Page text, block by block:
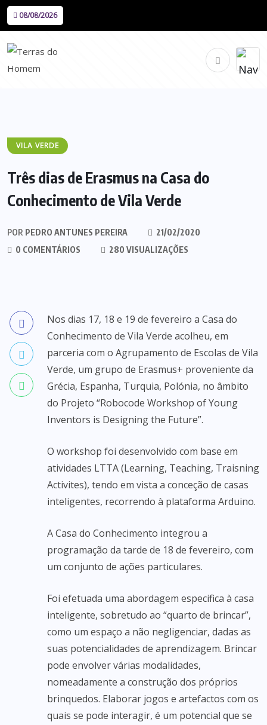
08/08/2026
VILA VERDE
Três dias de Erasmus na Casa do
Conhecimento de Vila Verde
POR PEDRO ANTUNES PEREIRA
21/02/2020
0 COMENTÁRIOS
280 VISUALIZAÇÕES
Nos dias 17, 18 e 19 de fevereiro a Casa do
Conhecimento de Vila Verde acolheu, em
parceria com o Agrupamento de Escolas de Vila
Verde, um grupo de Erasmus+ proveniente da
Grécia, Espanha, Turquia, Polónia, no âmbito
do Projeto “Robocode Workshop of Young
Inventors is Designing the Future”.
O workshop foi desenvolvido com base em
atividades LTTA (Learning, Teaching, Traisning
Activites), tendo em vista a conceção de casas
inteligentes, recorrendo à plataforma Arduino.
A Casa do Conhecimento integrou a
programação da tarde de 18 de fevereiro, com
um conjunto de ações particulares.
Foi efetuada uma abordagem especifica à casa
inteligente, sobretudo ao “quarto de brincar”,
como um espaço a não negligenciar, dadas as
suas potencialidades de aprendizagem. Brincar
pode envolver várias modalidades,
nomeadamente a construção dos próprios
brinquedos. Elaborar jogos e artefactos com os
quais se pode interagir, é um potencial que se